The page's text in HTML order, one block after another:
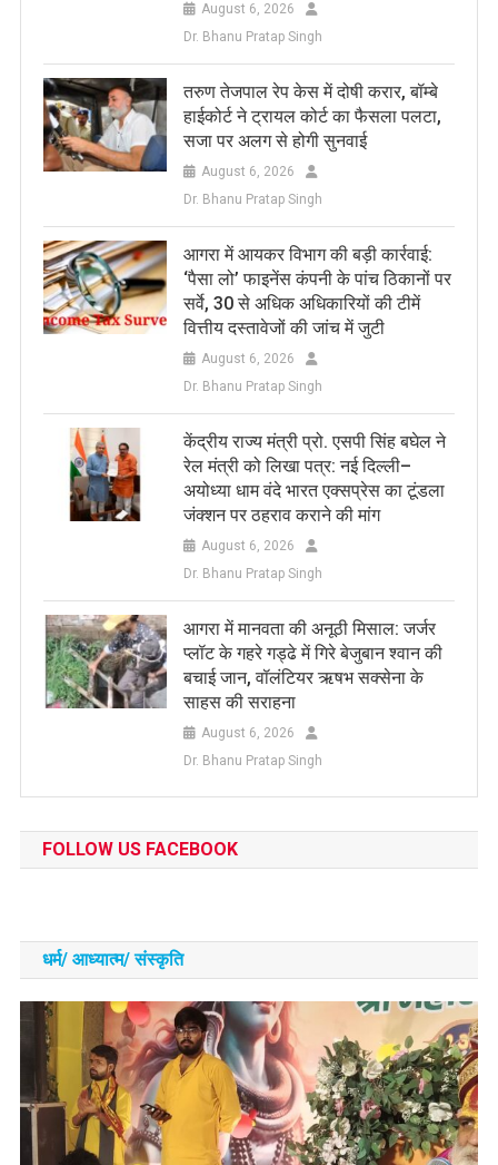
August 6, 2026
Dr. Bhanu Pratap Singh
तरुण तेजपाल रेप केस में दोषी करार, बॉम्बे
हाईकोर्ट ने ट्रायल कोर्ट का फैसला पलटा,
सजा पर अलग से होगी सुनवाई
August 6, 2026
Dr. Bhanu Pratap Singh
आगरा में आयकर विभाग की बड़ी कार्रवाई:
‘पैसा लो’ फाइनेंस कंपनी के पांच ठिकानों पर
सर्वे, 30 से अधिक अधिकारियों की टीमें
वित्तीय दस्तावेजों की जांच में जुटी
August 6, 2026
Dr. Bhanu Pratap Singh
केंद्रीय राज्य मंत्री प्रो. एसपी सिंह बघेल ने
रेल मंत्री को लिखा पत्र: नई दिल्ली–
अयोध्या धाम वंदे भारत एक्सप्रेस का टूंडला
जंक्शन पर ठहराव कराने की मांग
August 6, 2026
Dr. Bhanu Pratap Singh
आगरा में मानवता की अनूठी मिसाल: जर्जर
प्लॉट के गहरे गड्ढे में गिरे बेजुबान श्वान की
बचाई जान, वॉलंटियर ऋषभ सक्सेना के
साहस की सराहना
August 6, 2026
Dr. Bhanu Pratap Singh
FOLLOW US FACEBOOK
धर्म/ आध्‍यात्‍म/ संस्‍कृति